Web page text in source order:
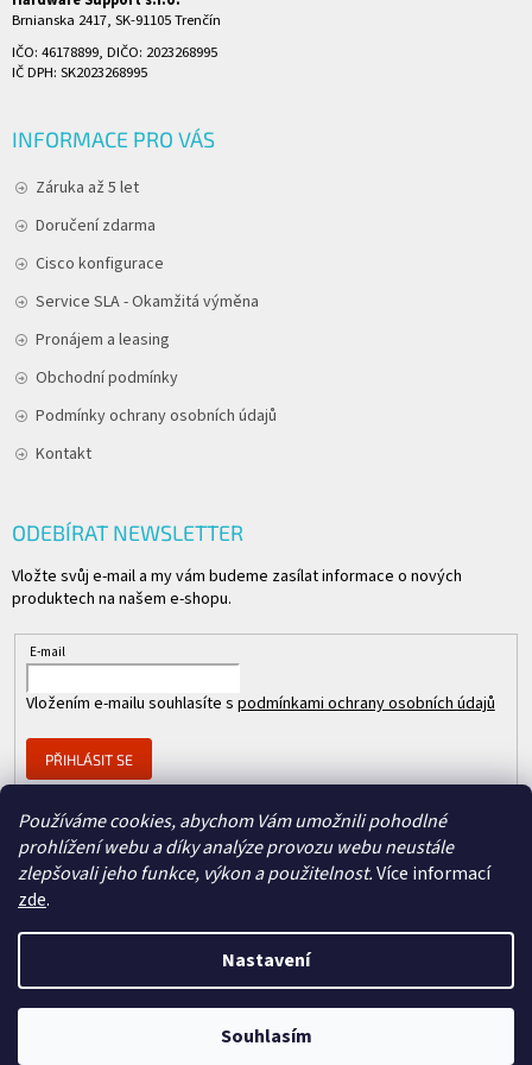
Používáme cookies, abychom Vám umožnili pohodlné
prohlížení webu a díky analýze provozu webu neustále
zlepšovali jeho funkce, výkon a použitelnost.Více informací
zde.
Nastavení
Souhlasím
Brnianska 2417, SK-91105 Trenčín
IČO: 46178899, DIČO: 2023268995
IČ DPH: SK2023268995
INFORMACE PRO VÁS
Záruka až 5 let
Doručení zdarma
Cisco konfigurace
Service SLA - Okamžitá výměna
Pronájem a leasing
Obchodní podmínky
Podmínky ochrany osobních údajů
Kontakt
ODEBÍRAT NEWSLETTER
Vložte svůj e-mail a my vám budeme zasílat informace o nových
produktech na našem e-shopu.
E-mail
Vložením e-mailu souhlasíte s podmínkami ochrany osobních údajů
PŘIHLÁSIT SE
Vytvořil Shoptet &
Člen skupiny
REPASOVANÉ CISCO. Všechna práva vyhrazena.